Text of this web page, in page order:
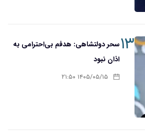
۱۳سحر دولتشاهی: هدفم بی‌احترامی به
اذان نبود
۱۴۰۵/۰۵/۱۵ ۲۱:۵۰